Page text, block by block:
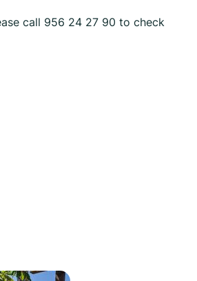
call 956 24 27 90 to check